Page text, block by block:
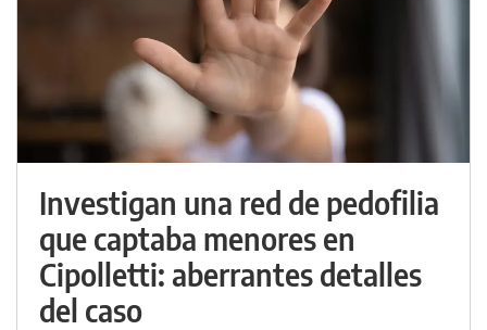
Investigan una red de pedofilia
que captaba menores en
Cipolletti: aberrantes detalles
del caso